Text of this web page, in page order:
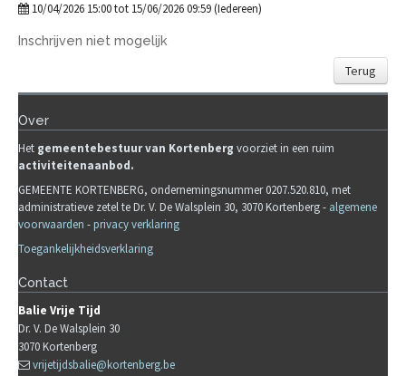
10/04/2026 15:00 tot 15/06/2026 09:59 (Iedereen)
Inschrijven niet mogelijk
Terug
Over
Het gemeentebestuur van Kortenberg voorziet in een ruim
activiteitenaanbod.
GEMEENTE KORTENBERG, ondernemingsnummer 0207.520.810, met
administratieve zetel te Dr. V. De Walsplein 30, 3070 Kortenberg - algemene
voorwaarden -privacy verklaring
Toegankelijkheidsverklaring
Contact
Balie Vrije Tijd
Dr. V. De Walsplein 30
3070Kortenberg
vrijetijdsbalie@kortenberg.be